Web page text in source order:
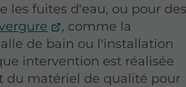
les fuites d'eau, ou pour des
, comme la
de bain ou l'installation
intervention est réalisée
du matériel de qualité pour